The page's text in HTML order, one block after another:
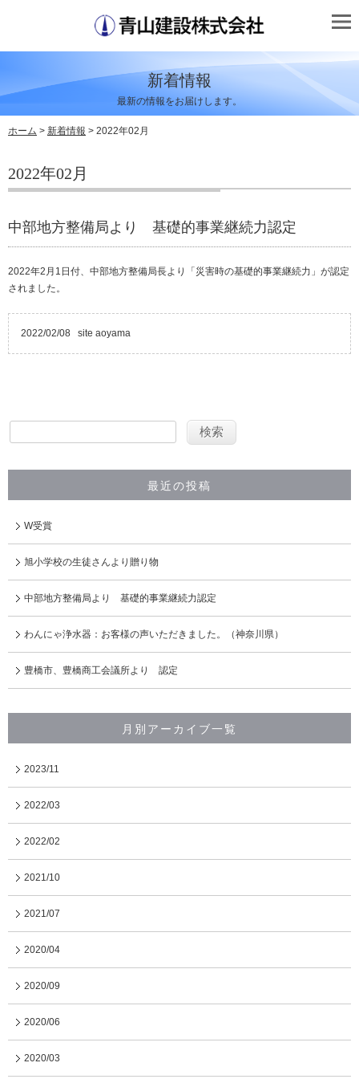
新着情報
最新の情報をお届けします。
ホーム > 新着情報 > 2022年02月
2022年02月
中部地方整備局より 基礎的事業継続力認定
2022年2月1日付、中部地方整備局長より「災害時の基礎的事業継続力」が認定
されました。
2022/02/08 site aoyama
最近の投稿
W受賞
旭小学校の生徒さんより贈り物
中部地方整備局より 基礎的事業継続力認定
わんにゃ浄水器：お客様の声いただきました。（神奈川県）
豊橋市、豊橋商工会議所より 認定
月別アーカイブ一覧
2023/11
2022/03
2022/02
2021/10
2021/07
2020/04
2020/09
2020/06
2020/03